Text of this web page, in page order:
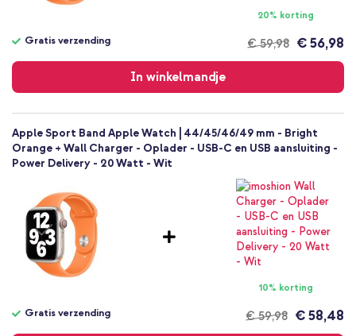
20% korting
€ 59,98
Gratis verzending € 56,98
In winkelmandje
verzending
Apple Sport Band Apple Watch | 44/45/46/49 mm - Bright
Orange + Wall Charger - Oplader - USB-C en USB aansluiting -
Power Delivery - 20 Watt - Wit
10% korting
€ 59,98
Gratis verzending € 58,48